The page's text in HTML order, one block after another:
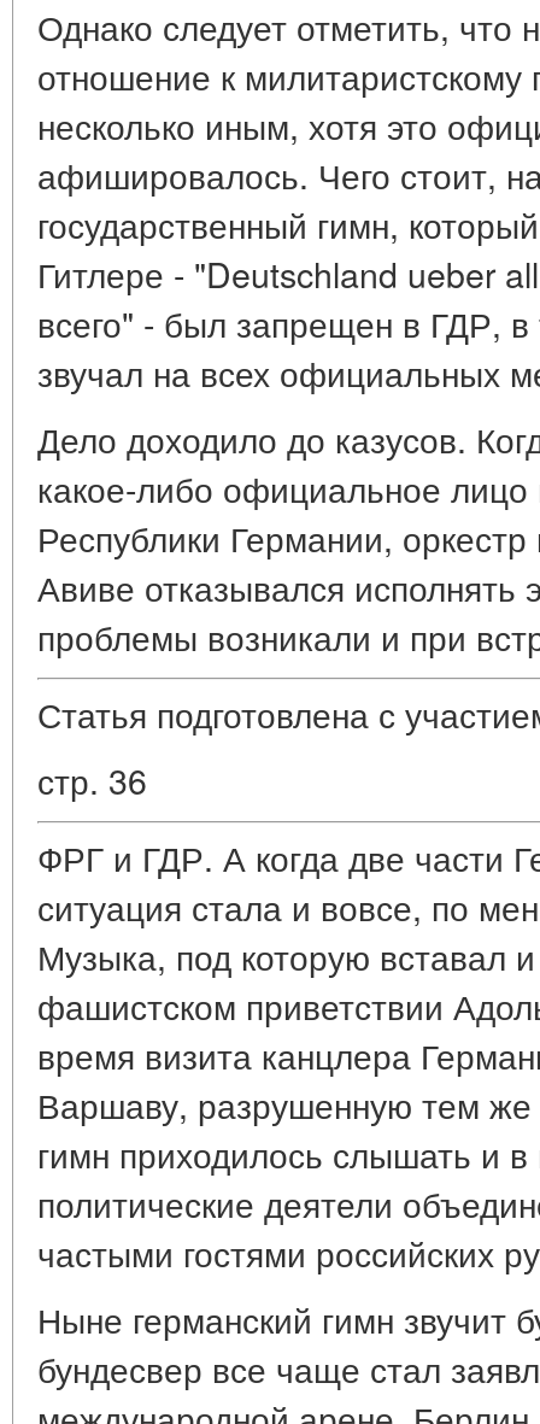
Однако следует отметить, что
отношение к
несколько иным, хотя это
афишировалось. Чего стоит,
государственный гимн,
Гитлере - "Deutschland ueber
всего" - был запрещен в ГДР,
звучал на всех официальных
Дело доходило до казусов.
какое-либо официальное
Республики Германии,
Авиве отказывался исполнять
проблемы возникали и при
Статья подготовлена с
стр. 36
ФРГ и ГДР. А когда две части
ситуация стала и вовсе, по
Музыка, под которую вставал
фашистском приветствии
время визита канцлера
Варшаву, разрушенную тем же
гимн приходилось слышать и
политические деятели
частыми гостями российских
Ныне германский гимн звучит
бундесвер все чаще стал